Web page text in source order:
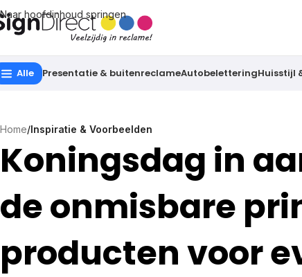
Naar hoofdinhoud springen
Alle Presentatie & buitenreclameAutobeletteringHuisstijl
Home/Inspiratie & Voorbeelden
Koningsdag in
de onmisbare
producten voor